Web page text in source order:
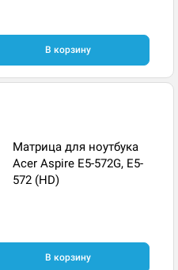
В корзину
Матрица для ноутбука
Acer Aspire E5-572G, E5-
572 (HD)
В корзину